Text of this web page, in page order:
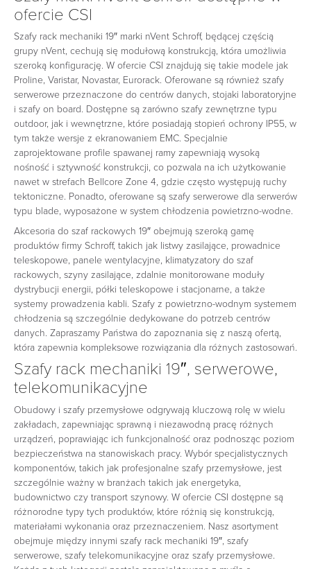
ofercie CSI
Szafy rack mechaniki 19″ marki nVent Schroff, będącej częścią
grupy nVent, cechują się modułową konstrukcją, która umożliwia
szeroką konfigurację. W ofercie CSI znajdują się takie modele jak
Proline, Varistar, Novastar, Eurorack. Oferowane są również szafy
serwerowe przeznaczone do centrów danych, stojaki laboratoryjne
i szafy on board. Dostępne są zarówno szafy zewnętrzne typu
outdoor, jak i wewnętrzne, które posiadają stopień ochrony IP55, w
tym także wersje z ekranowaniem EMC. Specjalnie
zaprojektowane profile spawanej ramy zapewniają wysoką
nośność i sztywność konstrukcji, co pozwala na ich użytkowanie
nawet w strefach Bellcore Zone 4, gdzie często występują ruchy
tektoniczne. Ponadto, oferowane są szafy serwerowe dla serwerów
typu blade, wyposażone w system chłodzenia powietrzno-wodne.
Akcesoria do szaf rackowych 19″ obejmują szeroką gamę
produktów firmy Schroff, takich jak listwy zasilające, prowadnice
teleskopowe, panele wentylacyjne, klimatyzatory do szaf
rackowych, szyny zasilające, zdalnie monitorowane moduły
dystrybucji energii, półki teleskopowe i stacjonarne, a także
systemy prowadzenia kabli. Szafy z powietrzno-wodnym systemem
chłodzenia są szczególnie dedykowane do potrzeb centrów
danych. Zapraszamy Państwa do zapoznania się z naszą ofertą,
która zapewnia kompleksowe rozwiązania dla różnych zastosowań.
Szafy rack mechaniki 19″, serwerowe,
telekomunikacyjne
Obudowy i szafy przemysłowe odgrywają kluczową rolę w wielu
zakładach, zapewniając sprawną i niezawodną pracę różnych
urządzeń, poprawiając ich funkcjonalność oraz podnosząc poziom
bezpieczeństwa na stanowiskach pracy. Wybór specjalistycznych
komponentów, takich jak profesjonalne szafy przemysłowe, jest
szczególnie ważny w branżach takich jak energetyka,
budownictwo czy transport szynowy. W ofercie CSI dostępne są
różnorodne typy tych produktów, które różnią się konstrukcją,
materiałami wykonania oraz przeznaczeniem. Nasz asortyment
obejmuje między innymi szafy rack mechaniki 19″, szafy
serwerowe, szafy telekomunikacyjne oraz szafy przemysłowe.